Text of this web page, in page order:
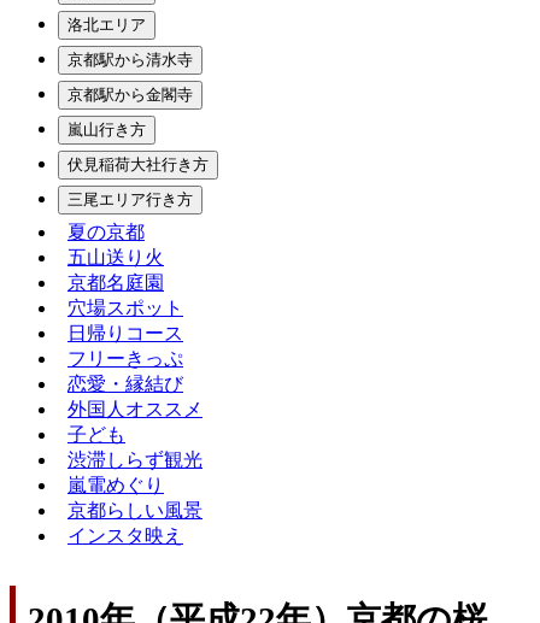
洛北エリア
京都駅から清水寺
京都駅から金閣寺
嵐山行き方
伏見稲荷大社行き方
三尾エリア行き方
夏の京都
五山送り火
京都名庭園
穴場スポット
日帰りコース
フリーきっぷ
恋愛・縁結び
外国人オススメ
子ども
渋滞しらず観光
嵐電めぐり
京都らしい風景
インスタ映え